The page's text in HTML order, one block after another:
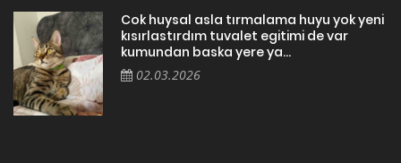
Cok huysal asla tırmalama huyu yok yeni
kısırlastırdım tuvalet egitimi de var
kumundan baska yere ya...
02.03.2026